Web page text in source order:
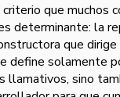
que muchos
determinante: la
que
define solamente
llamativos, sino